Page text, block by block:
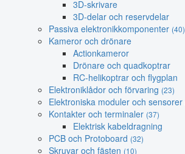
3D-skrivare
3D-delar och reservdelar
Passiva elektronikkomponenter (40)
Kameror och drönare
Actionkameror
Drönare och quadkoptrar
RC-helikoptrar och flygplan
Elektroniklådor och förvaring (23)
Elektroniska moduler och sensorer
Kontakter och terminaler (37)
Elektrisk kabeldragning
PCB och Protoboard (32)
Skruvar och fästen (10)